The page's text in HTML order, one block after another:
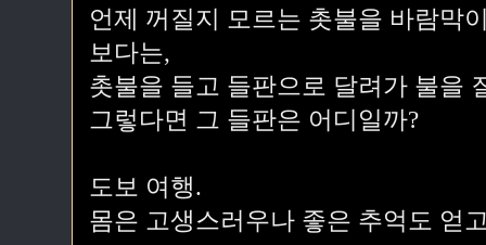
언제 꺼질지 모르는 촛불을 바람막
보다는,
촛불을 들고 들판으로 달려가 불을
그렇다면 그 들판은 어디일까?
도보 여행.
몸은 고생스러우나 좋은 추억도 얻